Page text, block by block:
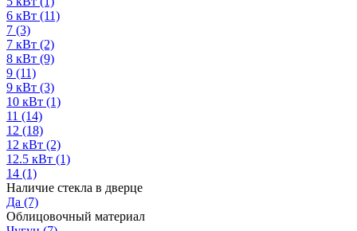
6 кВт (11)
7 (3)
7 кВт (2)
8 кВт (9)
9 (11)
9 кВт (3)
10 кВт (1)
11 (14)
12 (18)
12 кВт (2)
12.5 кВт (1)
14 (1)
Наличие стекла в дверце
Да (7)
Облицовочный материал